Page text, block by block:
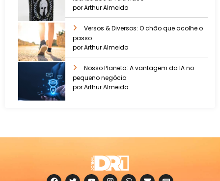
por Arthur Almeida
Versos & Diversos: O chão que acolhe o
passo
por Arthur Almeida
Nosso Planeta: A vantagem da IA no
pequeno negócio
por Arthur Almeida